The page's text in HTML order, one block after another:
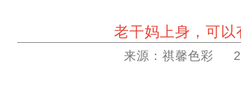
老干妈上身，可以
来源：祺馨色彩